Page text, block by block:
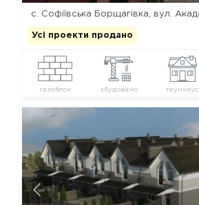
Усі проекти продано
газоблок збудовано таунхаус